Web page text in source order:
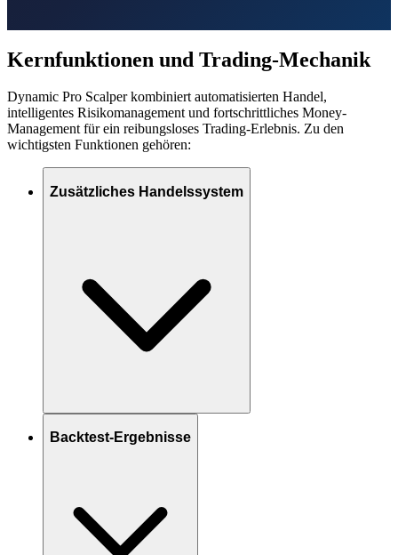
Kernfunktionen und Trading-Mechanik
Dynamic Pro Scalper kombiniert automatisierten Handel,
intelligentes Risikomanagement und fortschrittliches Money-
Management für ein reibungsloses Trading-Erlebnis. Zu den
wichtigsten Funktionen gehören:
Zusätzliches Handelssystem
Backtest-Ergebnisse